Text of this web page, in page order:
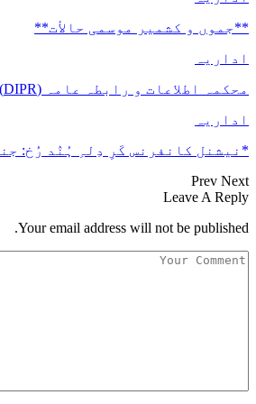
**جموں و كشمیر موسمی حالأت**
اداریہ
محکمہ اطلاعات و رابطہ عامہ (DIPR) جموں و کشمیر حکومت طرفہ بڑس پیمانس پیٹھ 17(سدہن)…
اداریہ
*نیشنل کانفرنس کَرِ دِلہِ ہُنٛد رُخ:
Prev Next
Leave A Reply
Your email address will not be published.